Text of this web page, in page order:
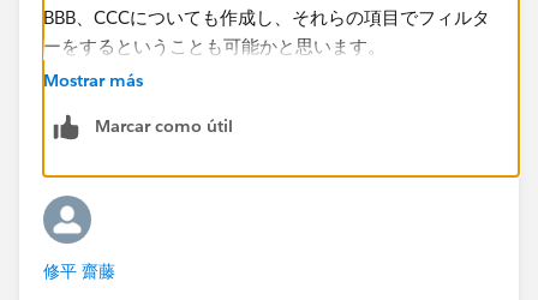
BBB、CCCについても作成し、それらの項目でフィルタ
ーをするということも可能かと思います。
Mostrar más
Marcar como útil
修平 齋藤